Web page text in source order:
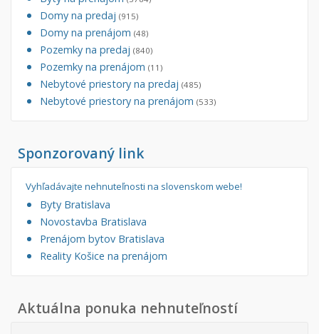
Domy na predaj (915)
Domy na prenájom (48)
Pozemky na predaj (840)
Pozemky na prenájom (11)
Nebytové priestory na predaj (485)
Nebytové priestory na prenájom (533)
Sponzorovaný link
Vyhľadávajte nehnuteľnosti na slovenskom webe!
Byty Bratislava
Novostavba Bratislava
Prenájom bytov Bratislava
Reality Košice na prenájom
Aktuálna ponuka nehnuteľností